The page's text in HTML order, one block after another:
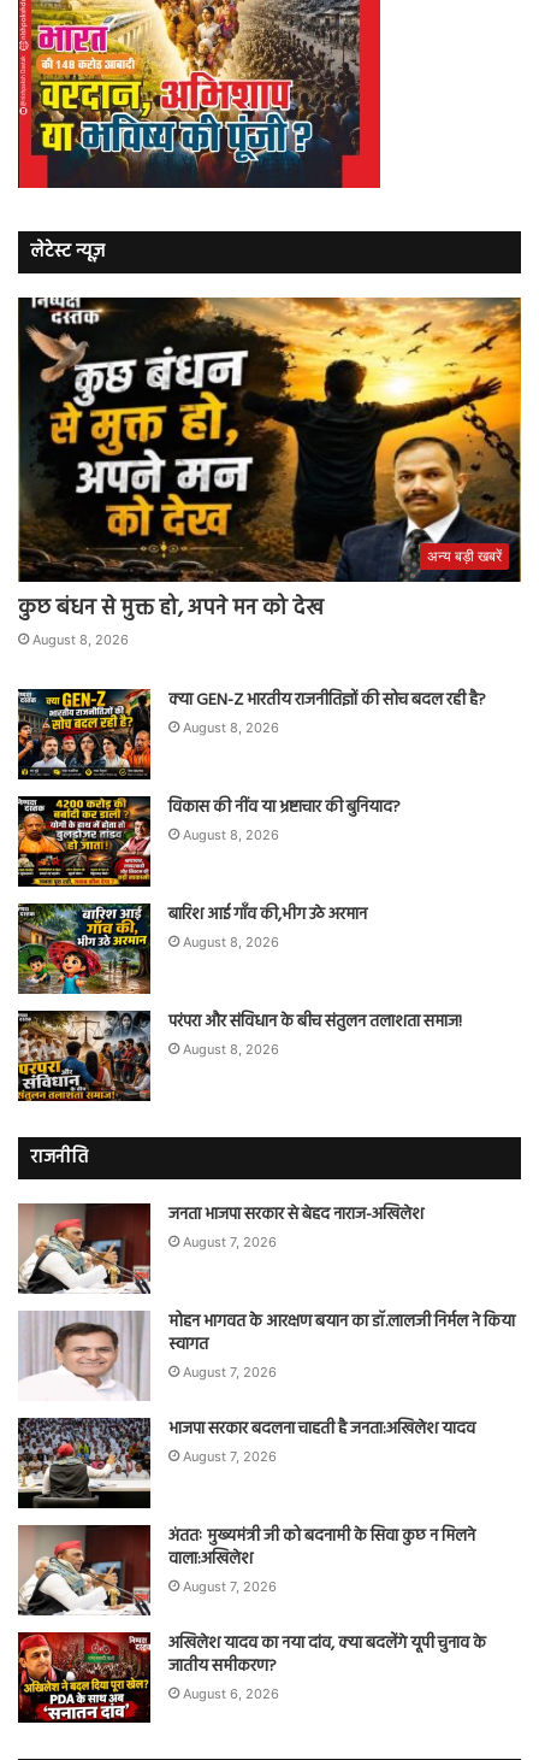
लेटेस्ट न्यूज़
अन्य बड़ी खबरें
कुछ बंधन से मुक्त हो, अपने मन को देख
August 8, 2026
क्या GEN-Z भारतीय राजनीतिज्ञों की सोच बदल रही है?
August 8, 2026
विकास की नींव या भ्रष्टाचार की बुनियाद?
August 8, 2026
बारिश आई गाँव की,भीग उठे अरमान
August 8, 2026
परंपरा और संविधान के बीच संतुलन तलाशता समाज!
August 8, 2026
राजनीति
जनता भाजपा सरकार से बेहद नाराज-अखिलेश
August 7, 2026
मोहन भागवत के आरक्षण बयान का डॉ.लालजी निर्मल ने किया
स्वागत
August 7, 2026
भाजपा सरकार बदलना चाहती है जनता:अखिलेश यादव
August 7, 2026
अंततः मुख्यमंत्री जी को बदनामी के सिवा कुछ न मिलने
वाला:अखिलेश
August 7, 2026
अखिलेश यादव का नया दांव, क्या बदलेंगे यूपी चुनाव के
जातीय समीकरण?
August 6, 2026